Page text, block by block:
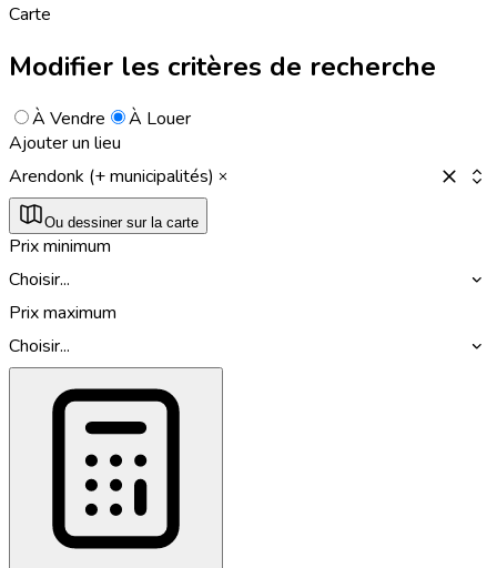
Carte
Modifier les critères de recherche
À Vendre
À Louer
Ajouter un lieu
Arendonk (+ municipalités)
Ou dessiner sur la carte
Prix minimum
Choisir...
Prix maximum
Choisir...